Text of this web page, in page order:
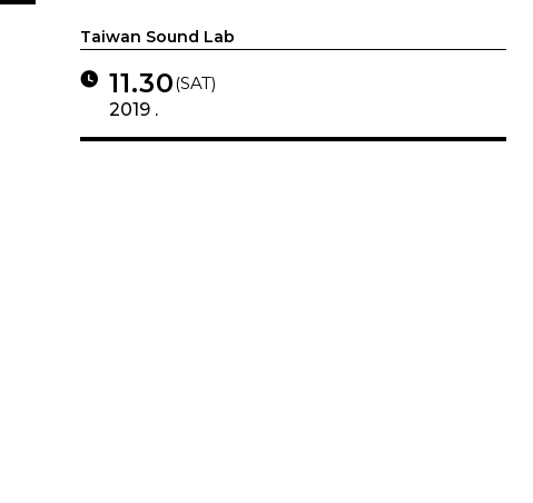
Taiwan Sound Lab
11.30(SAT)
2019 .